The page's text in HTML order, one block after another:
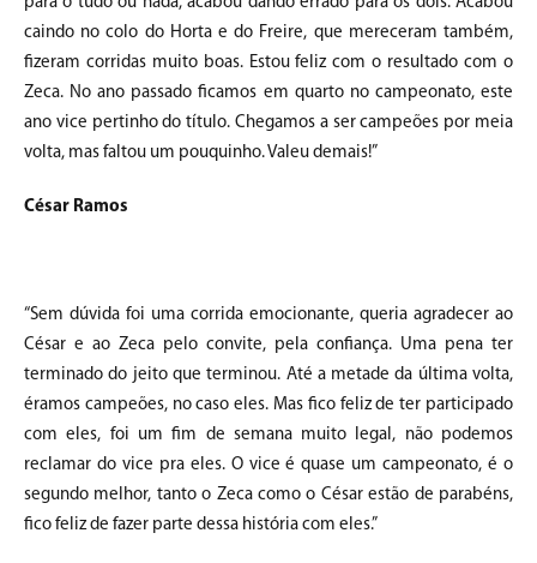
caindo no colo do Horta e do Freire, que mereceram também,
fizeram corridas muito boas. Estou feliz com o resultado com o
Zeca. No ano passado ficamos em quarto no campeonato, este
ano vice pertinho do título. Chegamos a ser campeões por meia
volta, mas faltou um pouquinho. Valeu demais!”
César Ramos
“Sem dúvida foi uma corrida emocionante, queria agradecer ao
César e ao Zeca pelo convite, pela confiança. Uma pena ter
terminado do jeito que terminou. Até a metade da última volta,
éramos campeões, no caso eles. Mas fico feliz de ter participado
com eles, foi um fim de semana muito legal, não podemos
reclamar do vice pra eles. O vice é quase um campeonato, é o
segundo melhor, tanto o Zeca como o César estão de parabéns,
fico feliz de fazer parte dessa história com eles.”